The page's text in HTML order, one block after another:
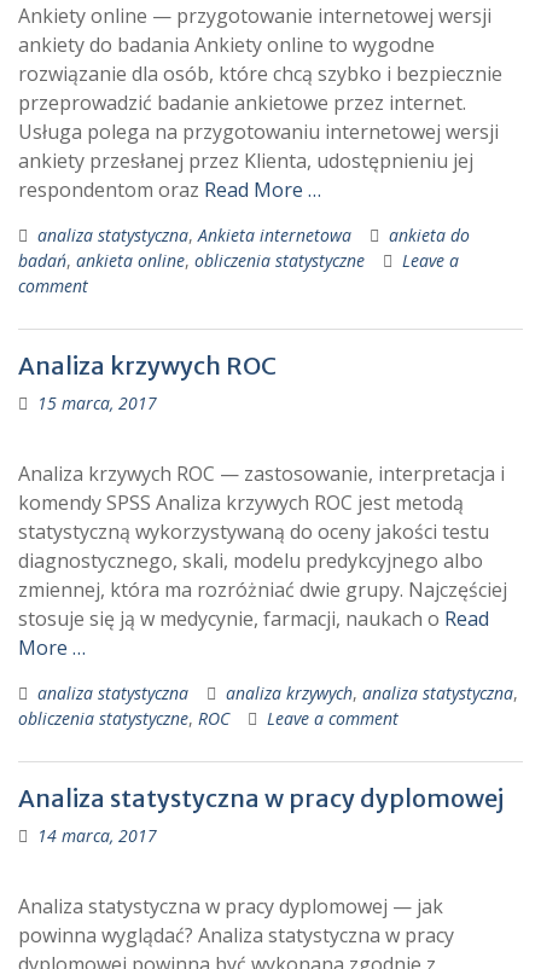
Ankiety online — przygotowanie internetowej wersji
ankiety do badania Ankiety online to wygodne
rozwiązanie dla osób, które chcą szybko i bezpiecznie
przeprowadzić badanie ankietowe przez internet.
Usługa polega na przygotowaniu internetowej wersji
ankiety przesłanej przez Klienta, udostępnieniu jej
respondentom oraz Read More …
analiza statystyczna, Ankieta internetowa
ankieta do
badań, ankieta online, obliczenia statystyczne
Leave a
comment
Analiza krzywych ROC
15 marca, 2017
Analiza krzywych ROC — zastosowanie, interpretacja i
komendy SPSS Analiza krzywych ROC jest metodą
statystyczną wykorzystywaną do oceny jakości testu
diagnostycznego, skali, modelu predykcyjnego albo
zmiennej, która ma rozróżniać dwie grupy. Najczęściej
stosuje się ją w medycynie, farmacji, naukach o Read
More …
analiza statystyczna analiza krzywych, analiza statystyczna,
obliczenia statystyczne, ROC Leave a comment
Analiza statystyczna w pracy dyplomowej
14 marca, 2017
Analiza statystyczna w pracy dyplomowej — jak
powinna wyglądać? Analiza statystyczna w pracy